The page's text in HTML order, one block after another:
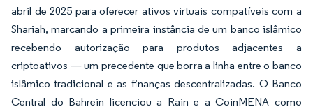
abril de 2025 para oferecer ativos virtuais compatíveis com a
Shariah, marcando a primeira instância de um banco islâmico
recebendo autorização para produtos adjacentes a
criptoativos — um precedente que borra a linha entre o banco
islâmico tradicional e as finanças descentralizadas. O Banco
Central do Bahrein licenciou a Rain e a CoinMENA como